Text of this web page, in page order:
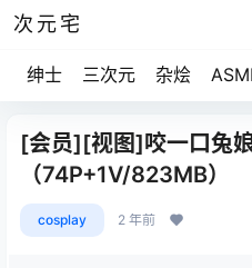
次元宅
绅士 三次元 杂烩
[会员][视图]咬一口兔
（74P+1V/823MB）
cosplay 2 年前